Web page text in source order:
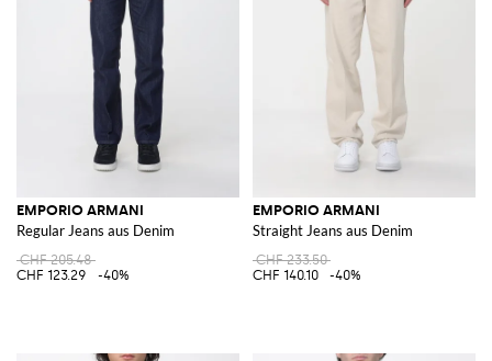
EMPORIO ARMANI
Regular Jeans aus Denim
CHF 205.48
CHF 123.29
-40%
EMPORIO ARMANI
Straight Jeans aus Denim
CHF 233.50
CHF 140.10
-40%